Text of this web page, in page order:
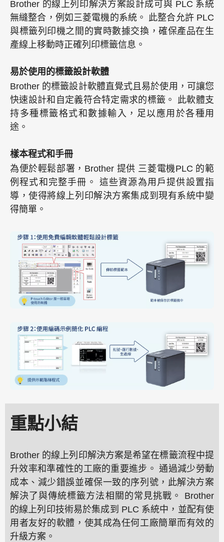
Brother 的線上列印解決方案設計成可與 PLC 系統
無縫整合，例如三菱電機的系統。 此整合允許 PLC
與標籤列印機之間的實時數據交換，確保產品在生
產線上移動時正確列印標籤信息。
易於使用的標籤設計軟體
Brother 的標籤設計軟體直覺式且易於使用，可讓您
快速設計和自定義符合特定需求的標籤。 此軟體支
持多種標籤格式和數據輸入，足以應用於各種用
途。
樣本程式和手冊
為便於輕鬆部署，Brother 提供 三菱電機PLC 的範
例程式和完整手冊。 這些資源為用戶提供設置指
導，使得將線上列印解決方案集成到現有系統中變
得簡單。
重點小結
Brother 的線上列印解決方案是希望在標籤流程中提
升效率和準確性的工廠的重要進步。 通過減少勞動
成本、減少錯誤並確保一致的序列號，此解決方案
解決了與傳統標籤方法相關的常見挑戰。 Brother
的線上列印技術易於集成到 PLC 系統中，並配有使
用者友好的軟體，使其成為任何工廠簡單而有效的
升級方案。